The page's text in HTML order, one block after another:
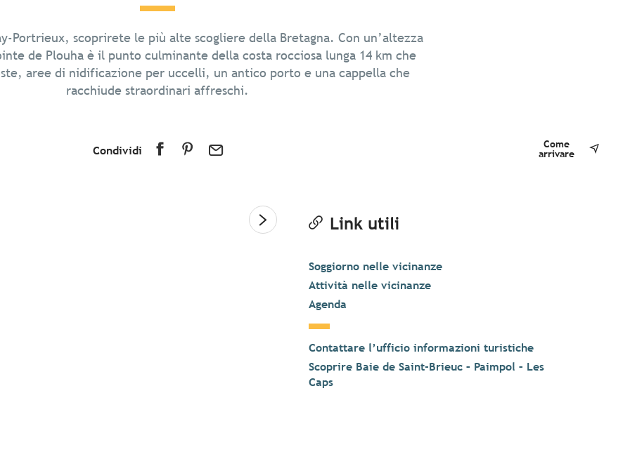
Come
arrivare
Portrieux, scoprirete le più alte scogliere della Bretagna. Con un’altezza
de Plouha è il punto culminante della costa rocciosa lunga 14 km che
aree di nidificazione per uccelli, un antico porto e una cappella che
racchiude straordinari affreschi.
Condividi
Link utili
Soggiorno nelle vicinanze
Attività nelle vicinanze
Agenda
Contattare l’ufficio informazioni turistiche
Scoprire Baie de Saint-Brieuc – Paimpol – Les
Caps